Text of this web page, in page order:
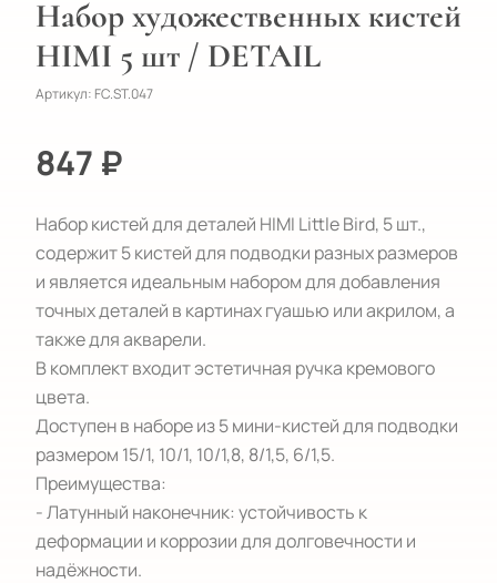
Набор художественных кистей
HIMI 5 шт / DETAIL
Артикул: FC.ST.047
847 ₽
Набор кистей для деталей HIMI Little Bird, 5 шт.,
содержит 5 кистей для подводки разных размеров
и является идеальным набором для добавления
точных деталей в картинах гуашью или акрилом, а
также для акварели.
В комплект входит эстетичная ручка кремового
цвета.
Доступен в наборе из 5 мини-кистей для подводки
размером 15/1, 10/1, 10/1,8, 8/1,5, 6/1,5.
Преимущества:
- Латунный наконечник: устойчивость к
деформации и коррозии для долговечности и
надёжности.